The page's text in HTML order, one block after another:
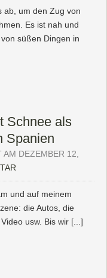
ab, um den Zug von
Es ist nah und
süßen Dingen in
Schnee als
Spanien
AM DEZEMBER 12,
und auf meinem
die Autos, die
usw. Bis wir [...]